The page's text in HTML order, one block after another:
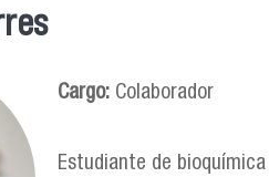
aquí
Cargo: Colaborador
Estudiante de